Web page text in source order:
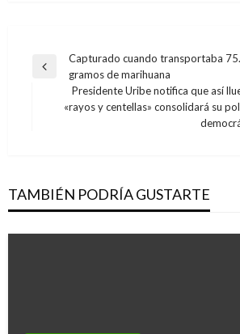
Navegación
entradas
Entrada
Capturado cuando transportaba
gramos de marihuana
Entrada
Presidente Uribe notifica que así
«rayos y centellas» consolidará su
TAMBIÉN PODRÍA GUSTARTE